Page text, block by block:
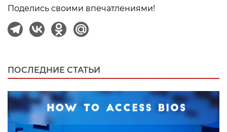
Поделись своими впечатлениями!
ПОСЛЕДНИЕ СТАТЬИ